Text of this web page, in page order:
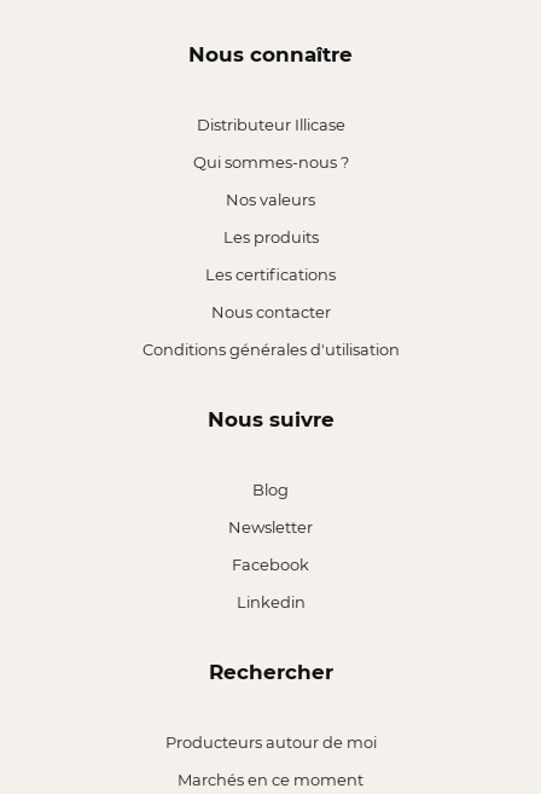
Nous connaître
Distributeur Illicase
Qui sommes-nous ?
Nos valeurs
Les produits
Les certifications
Nous contacter
Conditions générales d'utilisation
Nous suivre
Blog
Newsletter
Facebook
Linkedin
Rechercher
Producteurs autour de moi
Marchés en ce moment